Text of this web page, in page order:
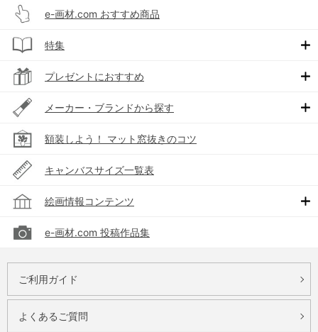
e-画材.com おすすめ商品
特集
プレゼントにおすすめ
メーカー・ブランドから探す
額装しよう！ マット窓抜きのコツ
キャンバスサイズ一覧表
絵画情報コンテンツ
e-画材.com 投稿作品集
ご利用ガイド
よくあるご質問